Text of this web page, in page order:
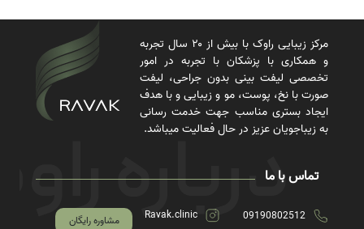
مرکز زیبایی راوک با بیش از ۲۰ سال تجربه
و همکاری با پزشکان با تجربه در امور
تخصصی لیفت بینی بدون جراحی، لیفت
صورت با نخ، پوست، مو و زیبایی و با هدف
ایجاد بستری مناسب جهت خدمت رسانی
به زیباجویان عزیز در حال فعالیت میباشد.
تماس با ما
09190802512
Ravak.clinic مشاوره رایگان